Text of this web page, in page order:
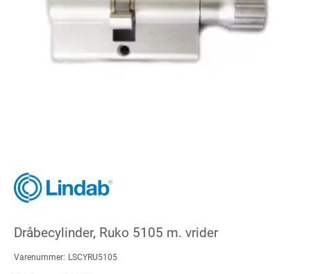
Dråbecylinder, Ruko 5105 m. vrider
Varenummer: LSCYRU5105